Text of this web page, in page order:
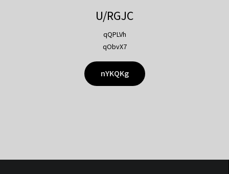
U/RGJC
qQPLVh
qObvX7
nYKQKg